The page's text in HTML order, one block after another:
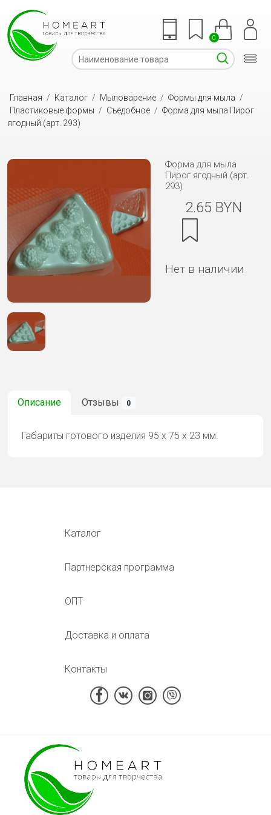
0
Главная / Каталог / Мыловарение / Формы для мыла /
Пластиковые формы / Съедобное / Форма для мыла Пирог
ягодный (арт. 293)
Форма для мыла
Пирог ягодный (арт.
293)
2.65 BYN
Нет в наличии
Описание Отзывы 0
Габариты готового изделия 95 х 75 х 23 мм.
Каталог
Партнерская программа
ОПТ
Доставка и оплата
Контакты